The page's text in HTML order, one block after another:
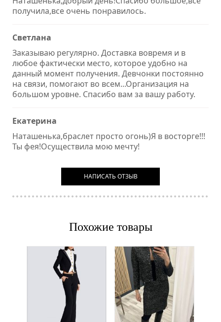
получила,все очень понравилось.
Светлана
Заказываю регулярно. Доставка вовремя и в
любое фактически место, которое удобно на
данный момент получения. Девчонки постоянно
на связи, помогают во всем...Организация на
большом уровне. Спасибо вам за вашу работу.
Екатерина
Наташенька,браслет просто огонь)Я в восторге!!!
Ты фея!Осуществила мою мечту!
НАПИСАТЬ ОТЗЫВ
Похожие товары